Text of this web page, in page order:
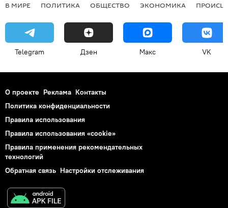
В МИРЕ ПОЛИТИКА ОБЩЕСТВО ЭКОНОМИКА
Telegram Дзен Макс VK
О проекте Реклама Контакты
Политика конфиденциальности
Правила использования
Правила использования «cookie»
Правила применения рекомендательных
технологий
Обратная связь Настройки отслеживания